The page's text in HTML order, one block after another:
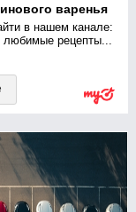
варенья
в нашем канале:
любимые рецепты...